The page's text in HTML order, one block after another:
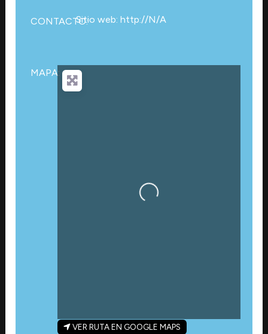
CONTACTO:Sitio web: http://N/A
MAPA:
Cargando…
VER RUTA EN GOOGLE MAPS